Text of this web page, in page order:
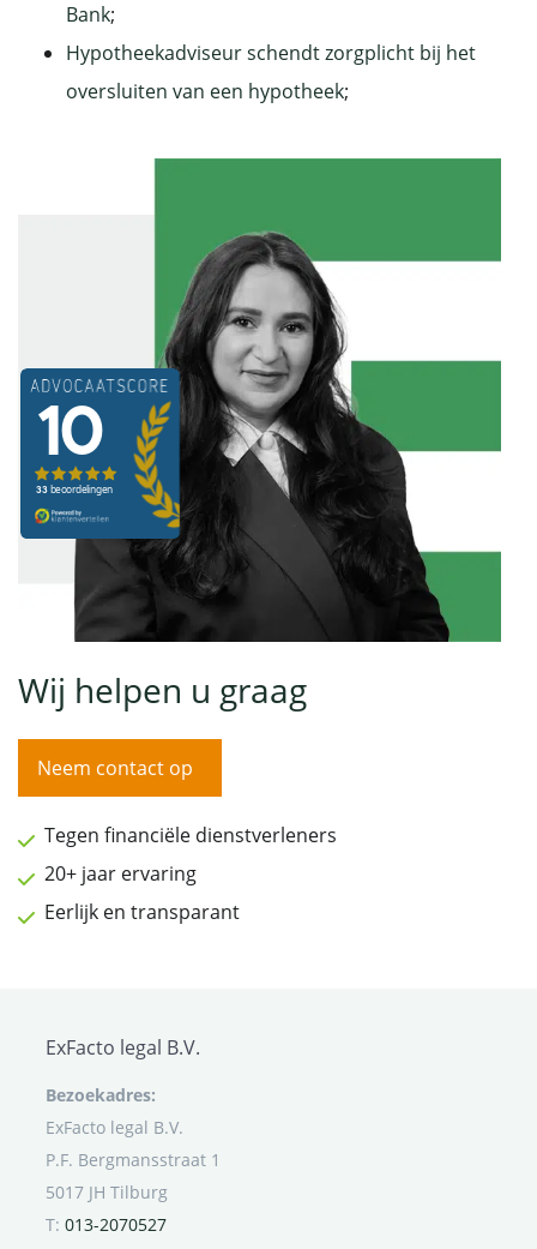
Bank;
Hypotheekadviseur schendt zorgplicht bij het
oversluiten van een hypotheek;
Wij helpen u graag
Neem contact op
Tegen financiële dienstverleners
20+ jaar ervaring
Eerlijk en transparant
ExFacto legal B.V.
Bezoekadres:
ExFacto legal B.V.
P.F. Bergmansstraat 1
5017 JH Tilburg
T: 013-2070527